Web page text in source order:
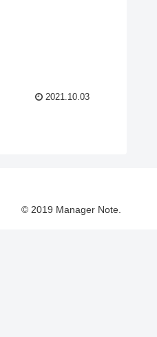
2021.10.03
© 2019 Manager Note.